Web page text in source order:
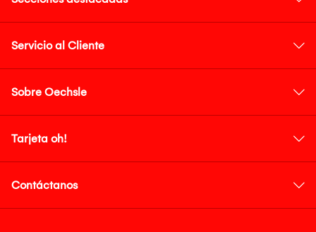
Servicio al Cliente
Sobre Oechsle
Tarjeta oh!
Contáctanos